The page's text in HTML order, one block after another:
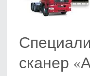
сканер